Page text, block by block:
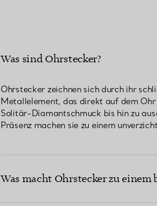
Was sind Ohrstecker?
Ohrstecker zeichnen sich durch ihr
Metallelement, das direkt auf dem
Solitär-Diamantschmuck bis hin zu
Präsenz machen sie zu einem
Was macht Ohrstecker zu einem